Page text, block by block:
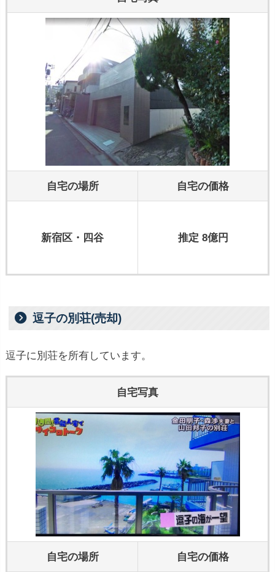
自宅の場所 自宅の価格
新宿区・四谷 推定 8億円
逗子の別荘(売却)
逗子に別荘を所有しています。
自宅写真
自宅の場所 自宅の価格